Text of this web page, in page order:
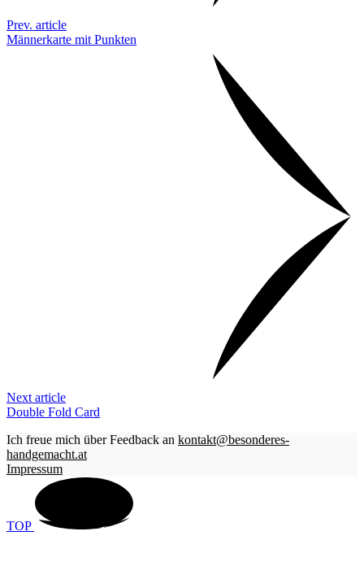
Prev. article
Männerkarte mit Punkten
Next article
Double Fold Card
Ich freue mich über Feedback an kontakt@besonderes-
handgemacht.at
Impressum
TOP